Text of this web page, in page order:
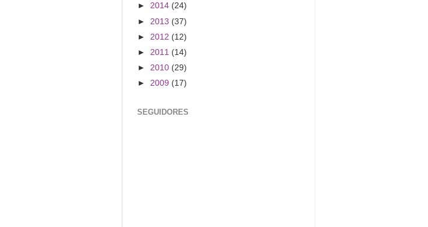
► 2014 (24)
► 2013 (37)
► 2012 (12)
► 2011 (14)
► 2010 (29)
► 2009 (17)
SEGUIDORES